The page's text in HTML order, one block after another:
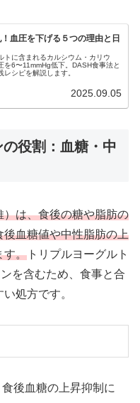
血圧を下げる５つの理由と日
トに含まれるカルシウム・カリウ
を6〜11mmHg低下。DASH食事法と
シピを解説します。
2025.09.05
役割：血糖・中
）は、食後の糖や脂肪の
血糖値や中性脂肪の上
す。 トリプルヨーグルト
を含むため、食事と合
処方です。
後血糖の上昇抑制に